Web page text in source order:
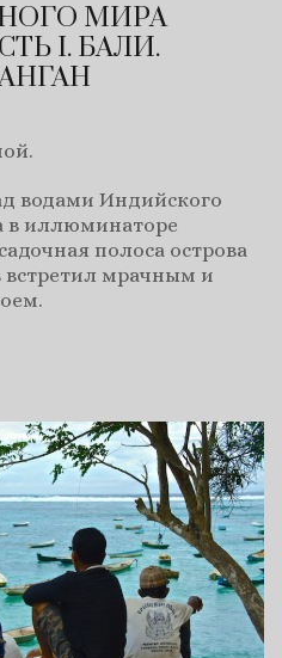
МИРА
I. БАЛИ.
водами Индийского
в иллюминаторе
полоса острова
встретил мрачным и